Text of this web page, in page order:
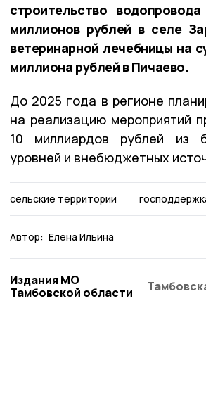
строительство
миллионов рублей в селе
ветеринарной лечебницы на
миллиона рублей в Пичаево.
До 2025 года в регионе
на реализацию мероприятий
10 миллиардов рублей из
уровней и внебюджетных
сельские территории
Автор: Елена Ильина
Издания МО
Тамбовской области